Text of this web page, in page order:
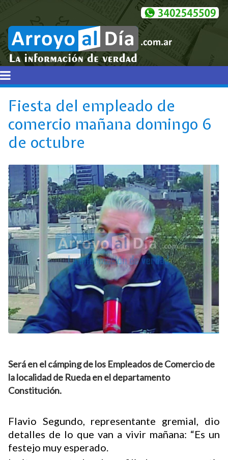
Fiesta del empleado de
comercio mañana domingo 6
de octubre
Será en el cámping de los Empleados de Comercio de
la localidad de Rueda en el departamento
Constitución.
Flavio Segundo, representante gremial, dio
detalles de lo que van a vivir mañana: “Es un
festejo muy esperado.